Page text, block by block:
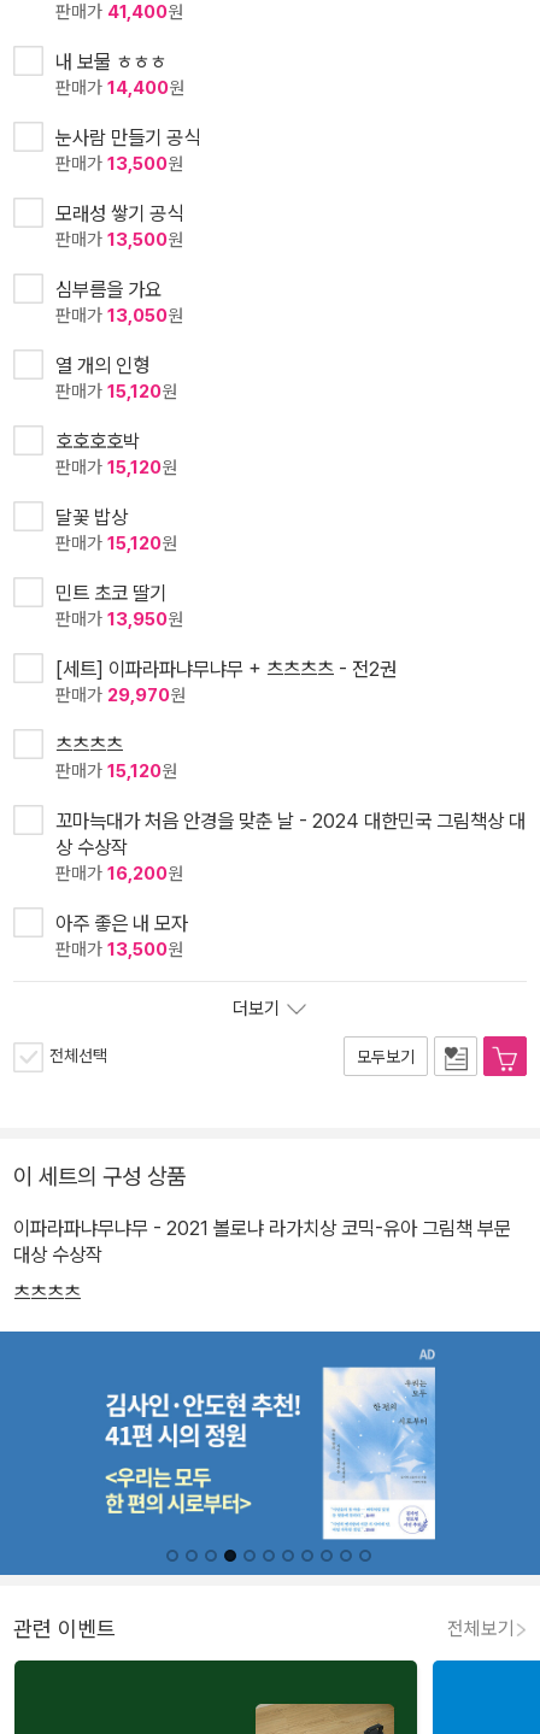
판매가 41,400원
내 보물 ㅎㅎㅎ
판매가 14,400원
눈사람 만들기 공식
판매가 13,500원
모래성 쌓기 공식
판매가 13,500원
심부름을 가요
판매가 13,050원
열 개의 인형
판매가 15,120원
호호호호박
판매가 15,120원
달꽃 밥상
판매가 15,120원
민트 초코 딸기
판매가 13,950원
[세트] 이파라파냐무냐무 + 츠츠츠츠 - 전2권
판매가 29,970원
츠츠츠츠
판매가 15,120원
꼬마늑대가 처음 안경을 맞춘 날 - 2024 대한민국 그림책상 대
상 수상작
판매가 16,200원
아주 좋은 내 모자
판매가 13,500원
더보기
전체선택 모두보기
이 세트의 구성 상품
이파라파냐무냐무 - 2021 볼로냐 라가치상 코믹-유아 그림책 부문
대상 수상작
츠츠츠츠
관련 이벤트 전체보기